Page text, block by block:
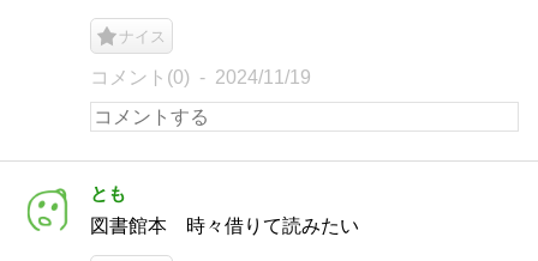
ナイス
コメント(0) 2024/11/19
とも
図書館本 時々借りて読みたい